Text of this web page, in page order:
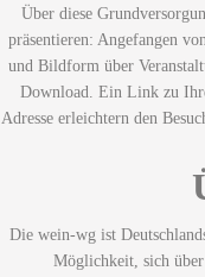
Über diese
präsentieren: Angefangen
und Bildform über
Download. Ein Link zu
Adresse erleichtern den
Die wein-wg ist
Möglichkeit, sich